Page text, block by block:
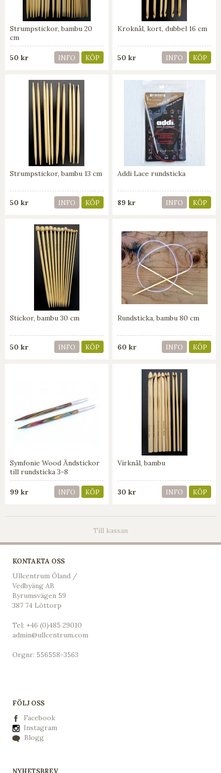
Strumpstickor, bambu 20
cm
50 kr INFO KÖP
Kroknål, kort, dubbel 16 cm
50 kr INFO KÖP
Strumpstickor, bambu 13 cm
50 kr INFO KÖP
Addi Lace rundsticka
89 kr INFO KÖP
Stickor, bambu 30 cm
50 kr INFO KÖP
Rundsticka, bambu 80 cm
60 kr INFO KÖP
Symfonie Wood Ändstickor
till rundsticka 3-8
99 kr INFO KÖP
Virknål, bambu
30 kr INFO KÖP
Till kassan
KONTAKTA OSS
Ullcentrum Öland /
Vedbyäng AB
Byrumsvägen 59
387 74 Löttorp
Tel: +46 (0)485 29010
admin@ullcentrum.com
Orgnr: 556558-3563
FÖLJ OSS
Facebook
Instagram
Blogg